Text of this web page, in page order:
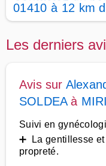
01410 à 12 km
Les derniers
Avis sur
SOLDEAà
Suivi en
➕ La gentillesse
propreté.